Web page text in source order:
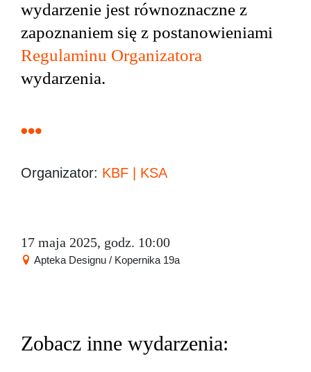
wydarzenie jest równoznaczne z
zapoznaniem się z postanowieniami
Regulaminu Organizatora
wydarzenia.
Organizator: KBF | KSA
17 maja 2025, godz. 10:00
Apteka Designu / Kopernika 19a
Zobacz inne wydarzenia: